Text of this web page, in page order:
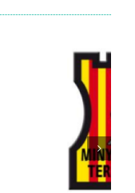
unieixen tradició i
de colla a la Vall
de Boí